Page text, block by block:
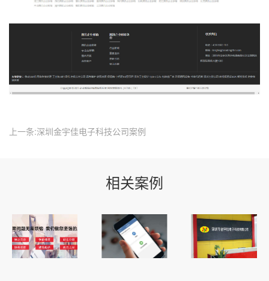
上一条:深圳金宇佳电子科技公司案例
相关案例